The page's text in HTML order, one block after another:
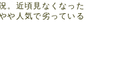
。近頃見なくなった
や人気で劣っている